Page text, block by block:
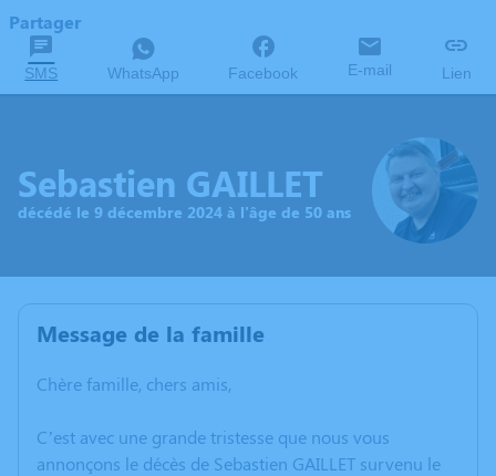
Partager
SMS WhatsApp Facebook E-mail Lien
Sebastien GAILLET
décédé le 9 décembre 2024 à l'âge de 50 ans
Message de la famille
Chère famille, chers amis,
C’est avec une grande tristesse que nous vous
annonçons le décès de Sebastien GAILLET survenu le